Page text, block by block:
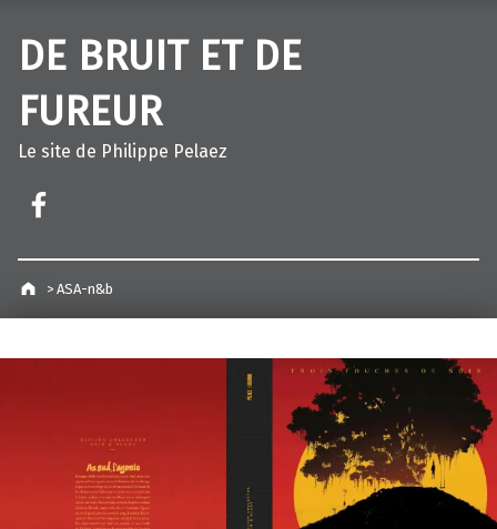
DE BRUIT ET DE
FUREUR
Le site de Philippe Pelaez
> ASA-n&b